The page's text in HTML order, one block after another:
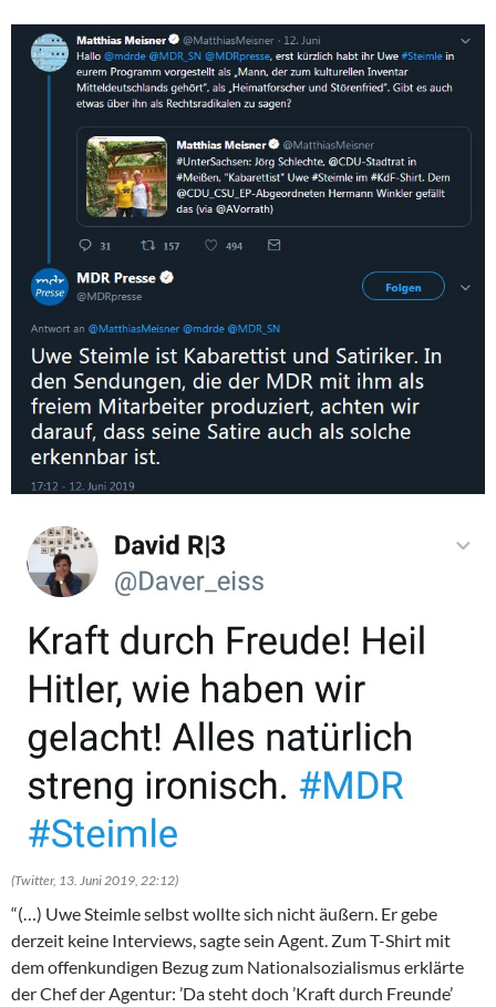
(Twitter, 13. Juni 2019, 22:12)
“(…) Uwe Steimle selbst wollte sich nicht äußern. Er gebe
derzeit keine Interviews, sagte sein Agent. Zum T-Shirt mit
dem offenkundigen Bezug zum Nationalsozialismus erklärte
der Chef der Agentur: ’Da steht doch ’Kraft durch Freunde’